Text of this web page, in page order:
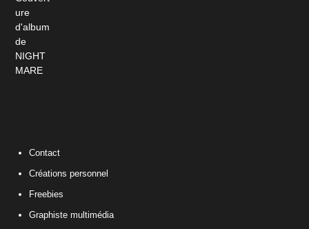
Contact
Créations personnel
Freebies
Graphiste multimédia